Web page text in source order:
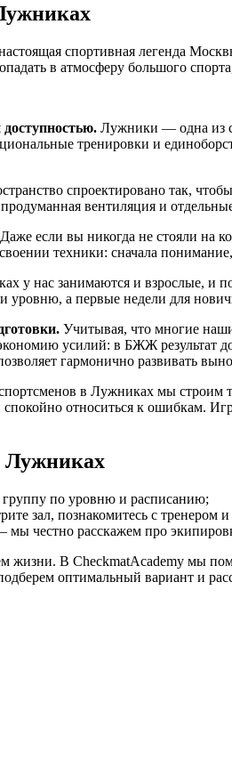
спортивная легенда
в атмосферу большого
доступностью. Лужники — одна из
тренировки и
спроектировано так, чтобы
продуманная вентиляция и
Даже если вы никогда не стояли на
техники: сначала понимание,
у нас занимаются и взрослые, и
и уровню, а первые недели для
Учитывая, что многие
усилий: в БЖЖ результат
гармонично развивать
в Лужниках мы строим
спокойно относиться к ошибкам.
Лужниках
группу по уровню и расписанию;
зал, познакомитесь с тренером и
мы честно расскажем про
жизни. В CheckmatAcademy мы
оптимальный вариант и